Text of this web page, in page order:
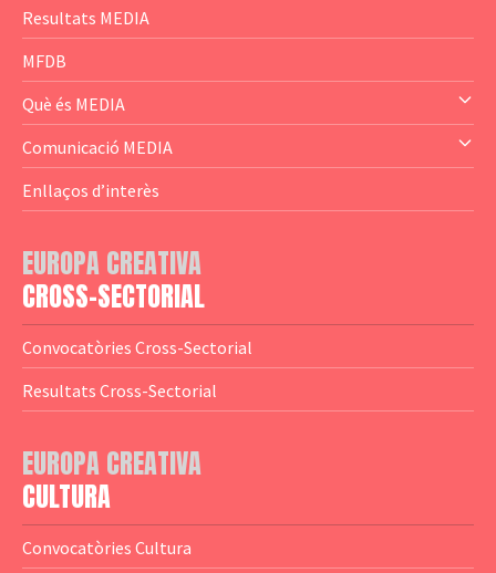
— Content Cluster
— Business Cluster
— Audience Cluster
— Altres
Resultats MEDIA
MFDB
Què és MEDIA
— El subprograma MEDIA
— Agència Executiva
— Logotips
Comunicació MEDIA
— Estrenes a Catalunya
— Notícies
— Publicacions
— Guies MEDIA
— Altres Guies
— Presentacions
— Estudis
Enllaços d’interès
EUROPA CREATIVA
CROSS-SECTORIAL
Convocatòries Cross-Sectorial
Resultats Cross-Sectorial
EUROPA CREATIVA
CULTURA
Convocatòries Cultura